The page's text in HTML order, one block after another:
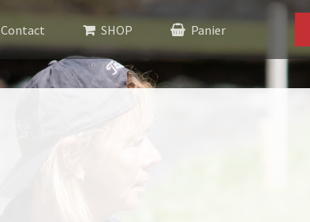
Contact SHOP Panier